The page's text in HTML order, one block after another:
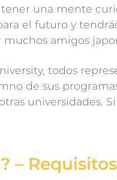
una mente
el futuro y
amigos
todos
de sus
universidades.
– Requisitos